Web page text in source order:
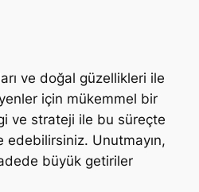
ve doğal güzellikleri ile
için mükemmel bir
ve strateji ile bu süreçte
Unutmayın,
büyük getiriler